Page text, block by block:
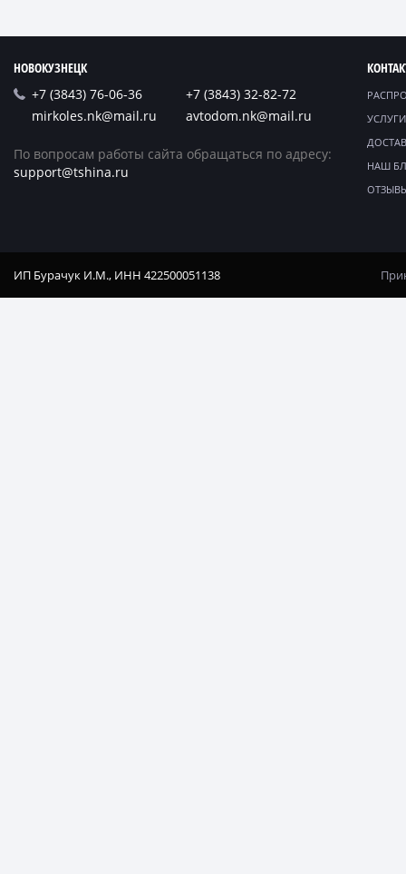
НОВОКУЗНЕЦК
+7 (3843) 76-06-36
+7 (3843) 32-82-72
mirkoles.nk@mail.ru
avtodom.nk@mail.ru
По вопросам работы сайта обращаться по адресу:
support@tshina.ru
НАШ
ИП Бурачук И.М., ИНН 422500051138